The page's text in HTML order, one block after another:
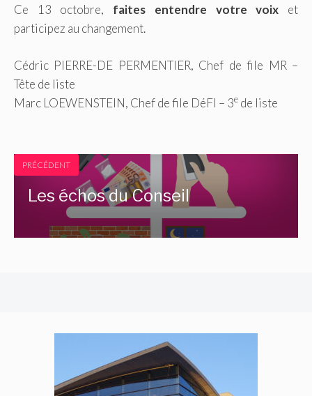
Ce 13 octobre, faites entendre votre voix et
participez au changement.
Cédric PIERRE-DE PERMENTIER, Chef de file MR –
Tête de liste
Marc LOEWENSTEIN, Chef de file DéFI – 3e de liste
PRÉCÉDENT
Les échos du Conseil